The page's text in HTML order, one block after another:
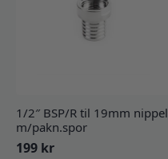
1/2″ BSP/R til 19mm nippel
m/pakn.spor
199 kr